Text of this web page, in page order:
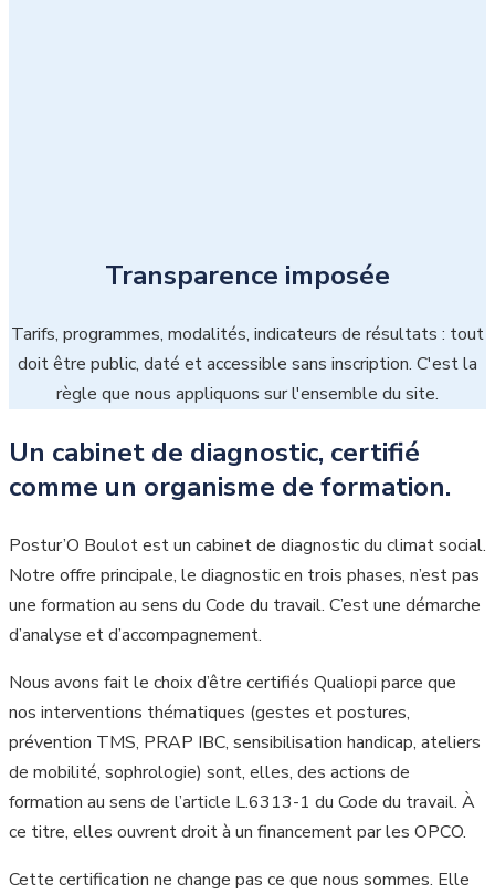
Transparence imposée
Tarifs, programmes, modalités, indicateurs de résultats : tout
doit être public, daté et accessible sans inscription. C'est la
règle que nous appliquons sur l'ensemble du site.
Un cabinet de diagnostic, certifié
comme un organisme de formation.
Postur’O Boulot est un cabinet de diagnostic du climat social.
Notre offre principale, le diagnostic en trois phases, n’est pas
une formation au sens du Code du travail. C’est une démarche
d’analyse et d’accompagnement.
Nous avons fait le choix d’être certifiés Qualiopi parce que
nos interventions thématiques (gestes et postures,
prévention TMS, PRAP IBC, sensibilisation handicap, ateliers
de mobilité, sophrologie) sont, elles, des actions de
formation au sens de l’article L.6313-1 du Code du travail. À
ce titre, elles ouvrent droit à un financement par les OPCO.
Cette certification ne change pas ce que nous sommes. Elle